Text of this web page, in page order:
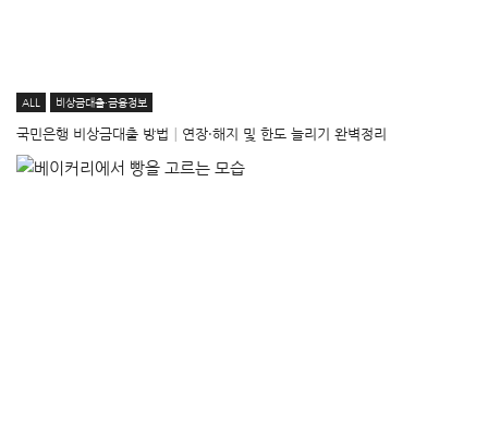
ALL 비상금대출·금융정보
국민은행 비상금대출 방법│연장·해지 및 한도 늘리기 완벽정리